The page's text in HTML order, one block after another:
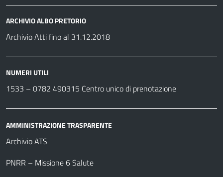
ARCHIVIO ALBO PRETORIO
Archivio Atti fino al 31.12.2018
NUMERI UTILI
1533 – 0782 490315 Centro unico di prenotazione
AMMINISTRAZIONE TRASPARENTE
Archivio ATS
PNRR – Missione 6 Salute